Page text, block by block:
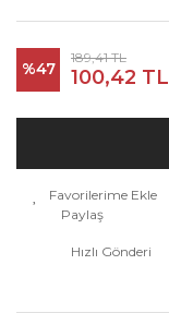
%47
189,41 TL
100,42 TL
Paylaş
Hızlı Gönderi